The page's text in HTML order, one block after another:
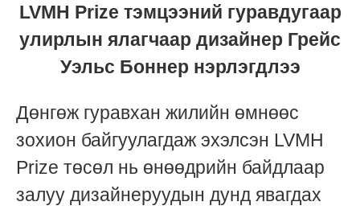
LVMH Prize тэмцээний гуравдугаар
улирлын ялагчаар дизайнер Грейс
Уэльс Боннер нэрлэгдлээ
Дөнгөж гуравхан жилийн өмнөөс
зохион байгуулагдаж эхэлсэн LVMH
Prize төсөл нь өнөөдрийн байдлаар
залуу дизайнеруудын дунд явагдах